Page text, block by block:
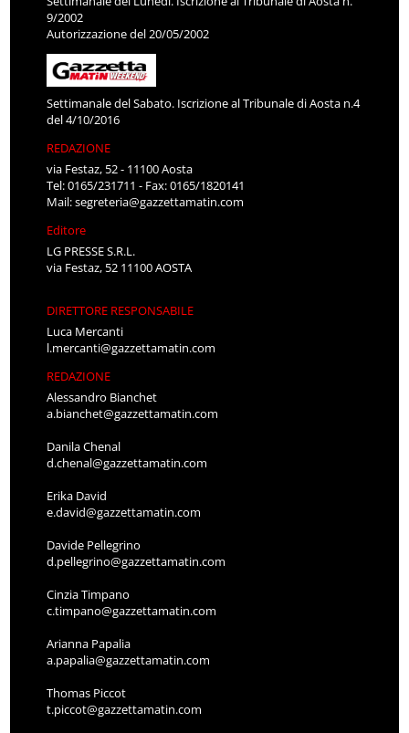
9/2002
Autorizzazione del 20/05/2002
Settimanale del Sabato. Iscrizione al Tribunale di Aosta n.4
del 4/10/2016
REDAZIONE
via Festaz, 52 - 11100 Aosta
Tel: 0165/231711 - Fax: 0165/1820141
Mail:segreteria@gazzettamatin.com
Editore
LG PRESSE S.R.L.
via Festaz, 52 11100 AOSTA
DIRETTORE RESPONSABILE
Luca Mercanti
l.mercanti@gazzettamatin.com
REDAZIONE
Alessandro Bianchet
a.bianchet@gazzettamatin.com
Danila Chenal
d.chenal@gazzettamatin.com
Erika David
e.david@gazzettamatin.com
Davide Pellegrino
d.pellegrino@gazzettamatin.com
Cinzia Timpano
c.timpano@gazzettamatin.com
Arianna Papalia
a.papalia@gazzettamatin.com
Thomas Piccot
t.piccot@gazzettamatin.com